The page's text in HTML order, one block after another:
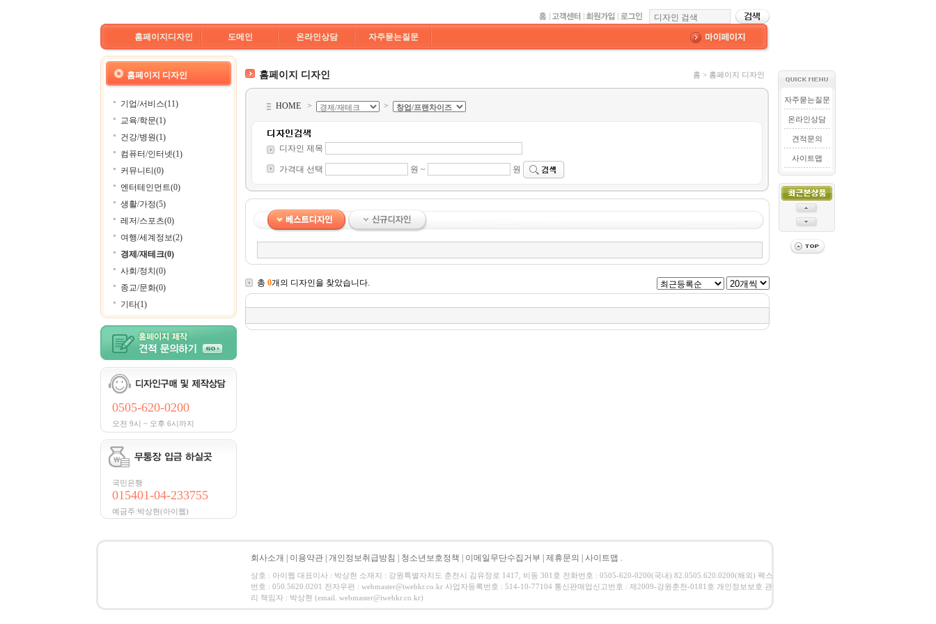
홈페이지디자인 도메인 온라인상담 자주묻는질문
홈페이지 디자인
기업/서비스(11)
교육/학문(1)
건강/병원(1)
컴퓨터/인터넷(1)
커뮤니티(0)
엔터테인먼트(0)
생활/가정(5)
레저/스포츠(0)
여행/세계정보(2)
경제/재테크(0)
사회/정치(0)
종교/문화(0)
기타(1)
0505-620-0200
오전 9시 ~ 오후 6시까지
국민은행
015401-04-233755
예금주:박상현(아이웹)
홈페이지 디자인 홈 > 홈페이지 디자인
HOME > >
디자인 제목
가격대 선택 원 ~ 원
총 0개의 디자인을 찾았습니다.
자주묻는질문
온라인상담
견적문의
사이트맵
회사소개 이용약관 개인정보취급방침 청소년보호정책 이메일무단수집거부 제휴문의 사이트맵 .
상호 : 아이웹 대표이사 : 박상현 소재지 : 강원특별자치도 춘천시 김유정로 1417, 비동 301호 전화번호 : 0505-620-0200(국내) 82.0505.620.0200(해외) 팩스
번호 : 050.5620.0201 전자우편 : webmaster@iwebkr.co.kr 사업자등록번호 : 514-10-77104 통신판매업신고번호 : 제2009-강원춘천-0181호 개인정보보호 관
리 책임자 : 박상현 (email. webmaster@iwebkr.co.kr)